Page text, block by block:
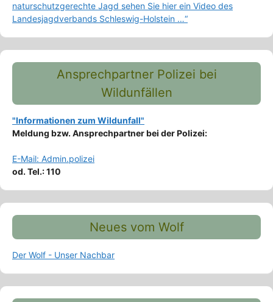
naturschutzgerechte Jagd sehen Sie hier ein Video des
Landesjagdverbands Schleswig-Holstein …“
Ansprechpartner Polizei bei
Wildunfällen
"Informationen zum Wildunfall"
Meldung bzw. Ansprechpartner bei der Polizei:
E-Mail: Admin.polizei
od. Tel.: 110
Neues vom Wolf
Der Wolf - Unser Nachbar